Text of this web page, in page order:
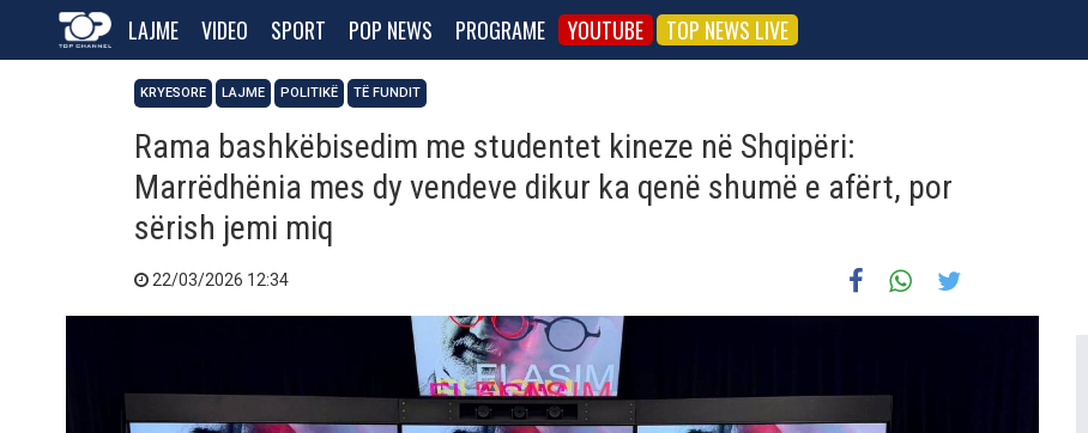
LAJME VIDEO SPORT POP NEWS PROGRAME YOUTUBE TOP NEWS LIVE
KRYESORE LAJME POLITIKË TË FUNDIT
Rama bashkëbisedim me studentet kineze në Shqipëri:
Marrëdhënia mes dy vendeve dikur ka qenë shumë e afërt, por
sërish jemi miq
22/03/2026 12:34